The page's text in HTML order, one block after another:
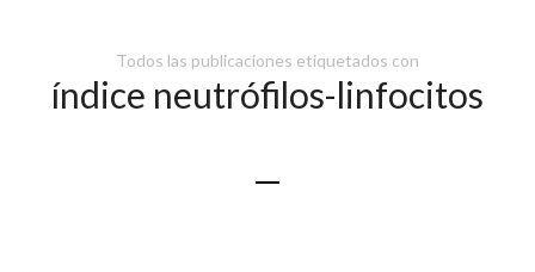
Todos las publicaciones etiquetados con
índice neutrófilos-linfocitos